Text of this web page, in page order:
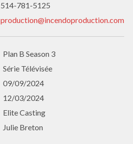
514-781-5125
production@incendoproduction.com
Plan B Season 3
Série Télévisée
09/09/2024
12/03/2024
Elite Casting
Julie Breton